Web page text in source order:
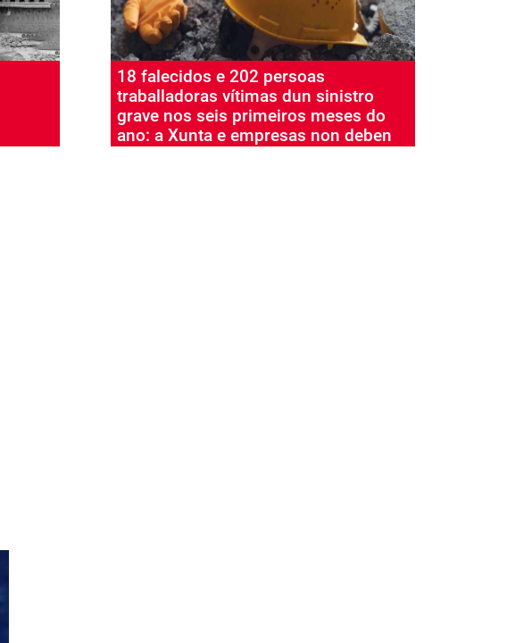
18 falecidos e 202 persoas
traballadoras vítimas dun sinistro
grave nos seis primeiros meses do
ano: a Xunta e empresas non deben